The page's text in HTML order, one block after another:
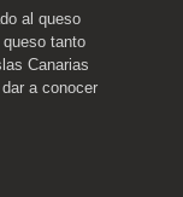
al queso
tanto
Canarias
a conocer